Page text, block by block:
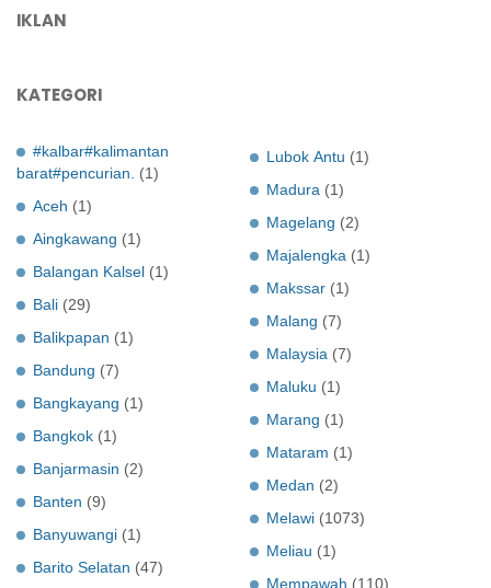
IKLAN
KATEGORI
#kalbar#kalimantan
barat#pencurian.
(1)
Aceh (1)
Aingkawang (1)
Balangan Kalsel (1)
Bali (29)
Balikpapan (1)
Bandung (7)
Bangkayang (1)
Bangkok (1)
Banjarmasin (2)
Banten (9)
Banyuwangi (1)
Barito Selatan (47)
Lubok Antu (1)
Madura (1)
Magelang (2)
Majalengka (1)
Makssar (1)
Malang (7)
Malaysia (7)
Maluku (1)
Marang (1)
Mataram (1)
Medan (2)
Melawi (1073)
Meliau (1)
Mempawah (110)